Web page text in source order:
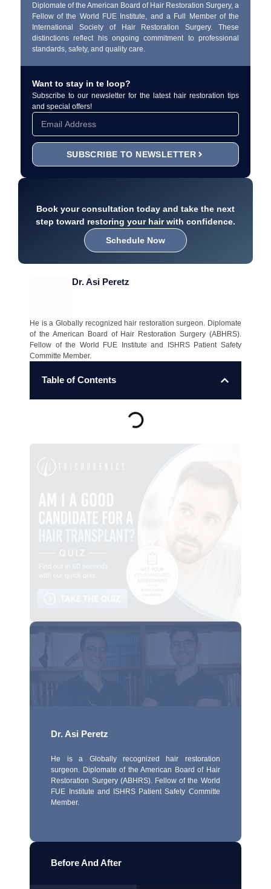
Diplomate of the American Board of Hair Restoration Surgery, a
Fellow of the World FUE Institute, and a Full Member of the
International Society of Hair Restoration Surgery. These
distinctions reflect his ongoing commitment to professional
standards, safety, and quality care.
Want to stay in te loop?
Subscribe to our newsletter for the latest hair restoration tips
and special offers!
SUBSCRIBE TO NEWSLETTER
Book your consultation today and take the next
step toward restoring your hair with confidence.
Schedule Now
Dr. Asi Peretz
He is a Globally recognized hair restoration surgeon. Diplomate
of the American Board of Hair Restoration Surgery (ABHRS).
Fellow of the World FUE Institute and ISHRS Patient Safety
Committe Member.
Table of Contents
Dr. Asi Peretz
He is a Globally recognized hair restoration
surgeon. Diplomate of the American Board of Hair
Restoration Surgery (ABHRS). Fellow of the World
FUE Institute and ISHRS Patient Safety Committe
Member.
Before And After